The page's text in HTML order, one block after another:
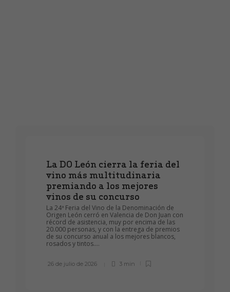
La DO León cierra la feria del
vino más multitudinaria
premiando a los mejores
vinos de su concurso
La 24ª Feria del Vino de la Denominación de
Origen León cerró en Valencia de Don Juan con
récord de asistencia, muy por encima de las
20.000 personas, y con la entrega de premios
de su concurso anual a los mejores blancos,
rosados y tintos....
26 de julio de 2026 3 min